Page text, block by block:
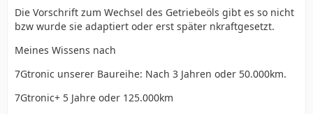
Die Vorschrift zum Wechsel des Getriebeöls gibt es so nicht
bzw wurde sie adaptiert oder erst später nkraftgesetzt.
Meines Wissens nach
7Gtronic unserer Baureihe: Nach 3 Jahren oder 50.000km.
7Gtronic+ 5 Jahre oder 125.000km